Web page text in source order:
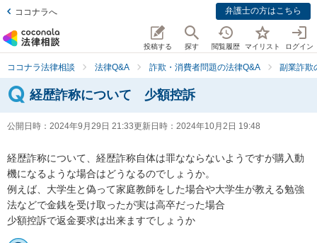
ココナラへ 弁護士の方はこちら
投稿する 探す 閲覧履歴 マイリスト ログイン
ココナラ法律相談 法律Q&A 詐欺・消費者問題の法律Q&A 副業詐欺
経歴詐称について 少額控訴
公開日時： 2024年9月29日 21:33更新日時： 2024年10月2日 19:48
経歴詐称について、経歴詐称自体は罪なならないようですが購入動
機になるような場合はどうなるのでしょうか。
例えば、大学生と偽って家庭教師をした場合や大学生が教える勉強
法などで金銭を受け取ったが実は高卒だった場合
少額控訴で返金要求は出来ますでしょうか